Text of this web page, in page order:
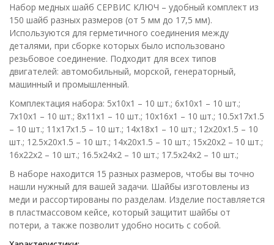
Набор медных шайб СЕРВИС КЛЮЧ – удобный комплект из
150 шайб разных размеров (от 5 мм до 17,5 мм).
Используются для герметичного соединения между
деталями, при сборке которых было использовано
резьбовое соединение. Подходит для всех типов
двигателей: автомобильный, морской, генераторный,
машинный и промышленный.
Комплектация набора: 5х10х1 – 10 шт.; 6х10х1 – 10 шт.;
7х10х1 – 10 шт.; 8х11х1 – 10 шт.; 10х16х1 – 10 шт.; 10.5х17х1.5
– 10 шт.; 11х17х1.5 – 10 шт.; 14х18х1 – 10 шт.; 12х20х1.5 – 10
шт.; 12.5х20х1.5 – 10 шт.; 14х20х1.5 – 10 шт.; 15х20х2 – 10 шт.;
16х22х2 – 10 шт.; 16.5х24х2 – 10 шт.; 17.5х24х2 – 10 шт.;
В наборе находится 15 разных размеров, чтобы вы точно
нашли нужный для вашей задачи. Шайбы изготовлены из
меди и рассортированы по разделам. Изделие поставляется
в пластмассовом кейсе, который защитит шайбы от
потери, а также позволит удобно носить с собой.